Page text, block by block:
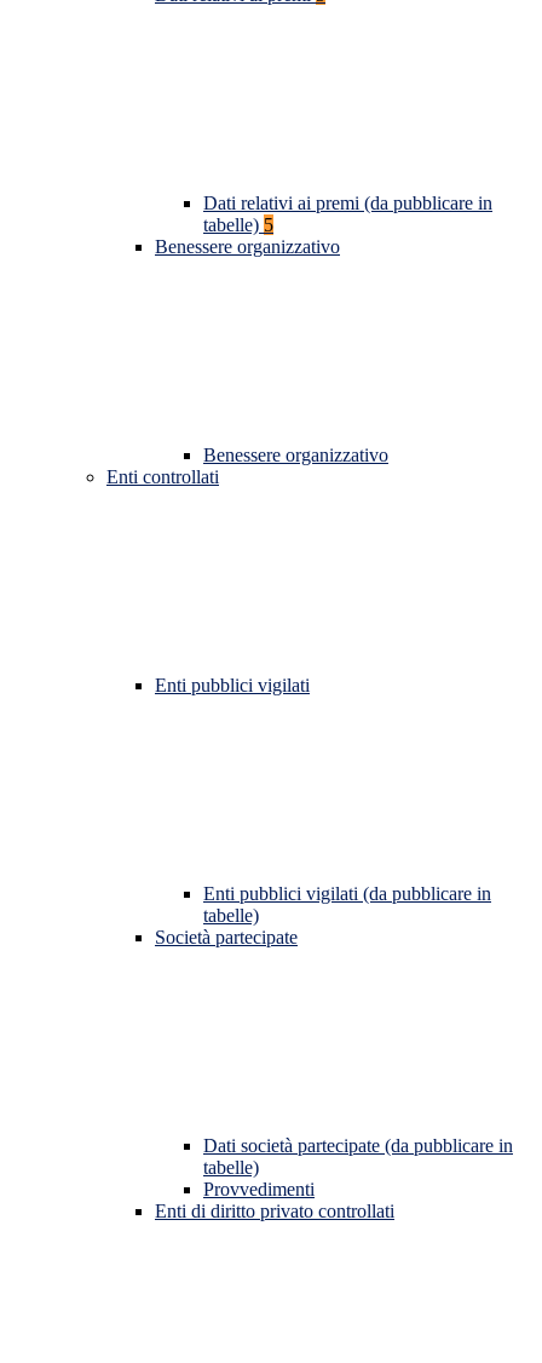
Dati relativi ai premi (da pubblicare in
tabelle) 5
Benessere organizzativo
Benessere organizzativo
Enti controllati
Enti pubblici vigilati
Enti pubblici vigilati (da pubblicare in
tabelle)
Società partecipate
Dati società partecipate (da pubblicare in
tabelle)
Provvedimenti
Enti di diritto privato controllati